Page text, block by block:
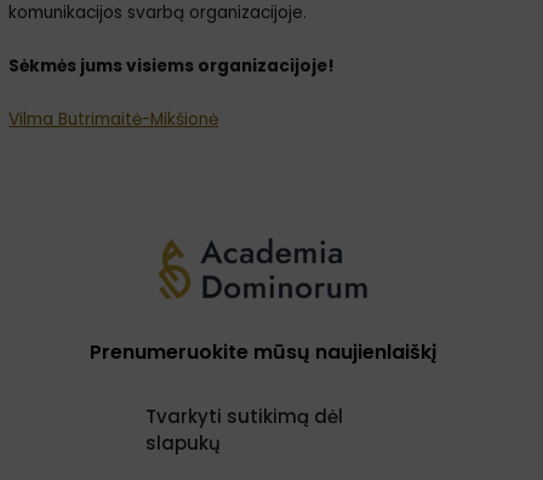
Tvarkyti sutikimą dėl
slapukų
komunikacijos svarbą organizacijoje.
Sėkmės jums visiems organizacijoje!
Vilma Butrimaitė-Mikšionė
Prenumeruokite mūsų naujienlaiškį